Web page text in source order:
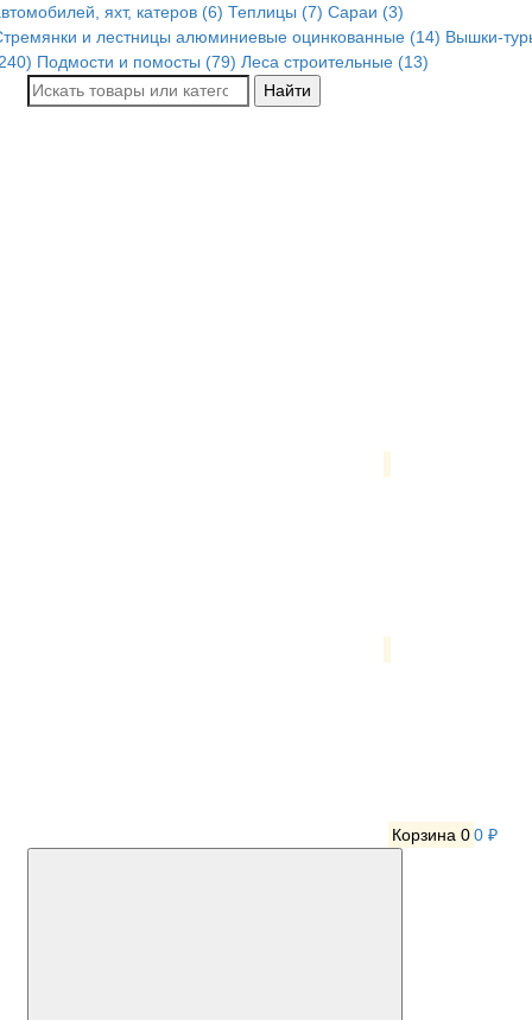
яхт, катеров (6) Теплицы (7) Сараи (3)
и лестницы алюминиевые оцинкованные (14) Вышки-
Подмости и помосты (79) Леса строительные (13)
Найти
Корзина 00 ₽